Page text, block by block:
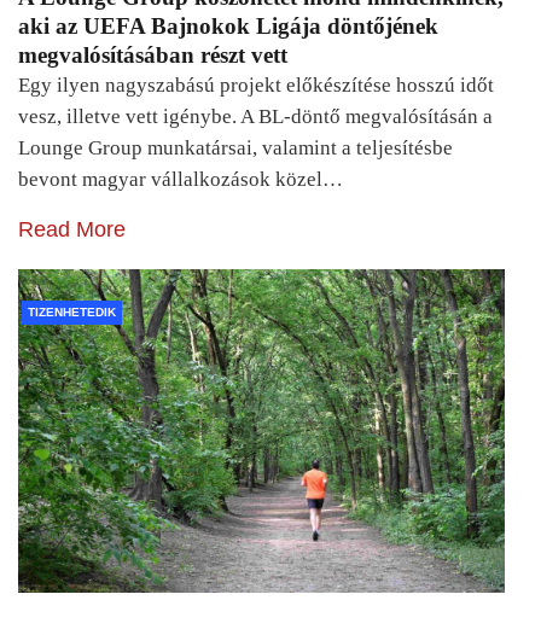
aki az UEFA Bajnokok Ligája döntőjének
megvalósításában részt vett
Egy ilyen nagyszabású projekt előkészítése hosszú időt
vesz, illetve vett igénybe. A BL-döntő megvalósításán a
Lounge Group munkatársai, valamint a teljesítésbe
bevont magyar vállalkozások közel…
Read More
TIZENHETEDIK